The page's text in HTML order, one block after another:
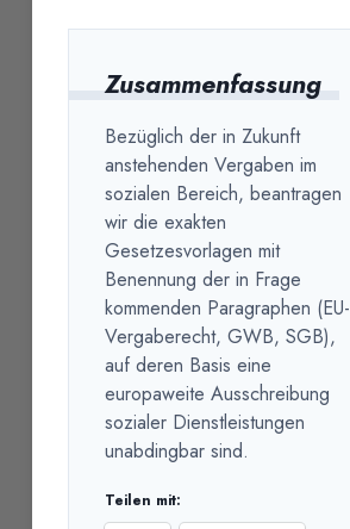
Zusammenfassung
Bezüglich der in Zukunft
anstehenden Vergaben im
sozialen Bereich, beantragen
wir die exakten
Gesetzesvorlagen mit
Benennung der in Frage
kommenden Paragraphen (EU-
Vergaberecht, GWB, SGB),
auf deren Basis eine
europaweite Ausschreibung
sozialer Dienstleistungen
unabdingbar sind.
Teilen mit: